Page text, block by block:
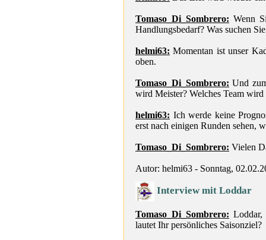
Tomaso_Di_Sombrero: Wenn
Handlungsbedarf? Was suchen
helmi63: Momentan ist unser
oben.
Tomaso_Di_Sombrero: Und
wird Meister? Welches Team
helmi63: Ich werde keine
erst nach einigen Runden sehen,
Tomaso_Di_Sombrero: Vielen
Autor: helmi63 - Sonntag,
Interview mit Loddar
Tomaso_Di_Sombrero: Loddar,
lautet Ihr persönliches Saisonziel?